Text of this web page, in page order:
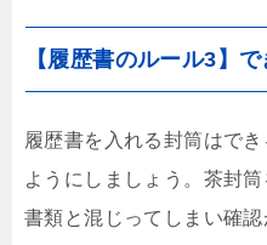
【履歴書のルール3】
履歴書を入れる封筒はで
ようにしましょう。茶封
書類と混じってしまい確